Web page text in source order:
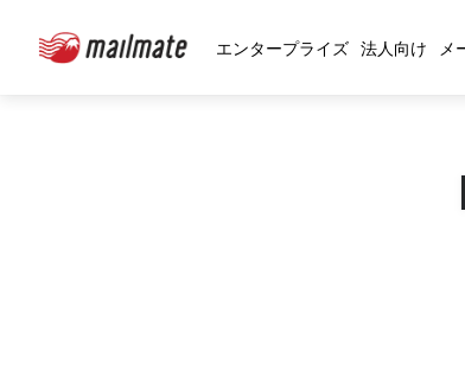
エンタープライズ 法人向け メ